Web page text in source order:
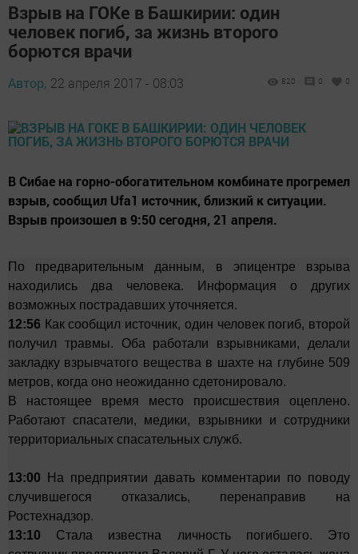
Взрыв на ГОКе в Башкирии: один
человек погиб, за жизнь второго
борются врачи
Автор, 22 апреля 2017 - 08:03 820 0 0
В Сибае на горно-обогатительном комбинате прогремел
взрыв, сообщил Ufa1 источник, близкий к ситуации.
Взрыв произошел в 9:50 сегодня, 21 апреля.
По предварительным данным, в эпицентре взрыва
находились два человека. Информация о других
возможных пострадавших уточняется.
12:56 Как сообщил источник, один человек погиб, второй
получил травмы. Оба работали взрывниками, делали
закладку взрывчатого вещества в шахте на глубине 509
метров, когда оно неожиданно сдетонировало.
В настоящее время место происшествия оцеплено.
Работают спасатели, медики, взрывники и сотрудники
территориальных спасательных служб.
13:00 На предприятии давать комментарии по поводу
случившегося отказались, перенаправив на
Ростехнадзор.
13:10 Стала известна личность погибшего. Это